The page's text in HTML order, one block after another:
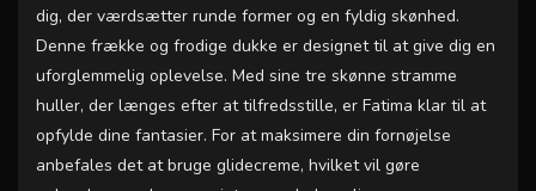
dig, der værdsætter runde former og en fyldig skønhed.
Denne frække og frodige dukke er designet til at give dig en
uforglemmelig oplevelse. Med sine tre skønne stramme
huller, der længes efter at tilfredsstille, er Fatima klar til at
opfylde dine fantasier. For at maksimere din fornøjelse
anbefales det at bruge glidecreme, hvilket vil gøre